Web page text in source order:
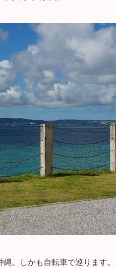
。しかも自転車で巡ります